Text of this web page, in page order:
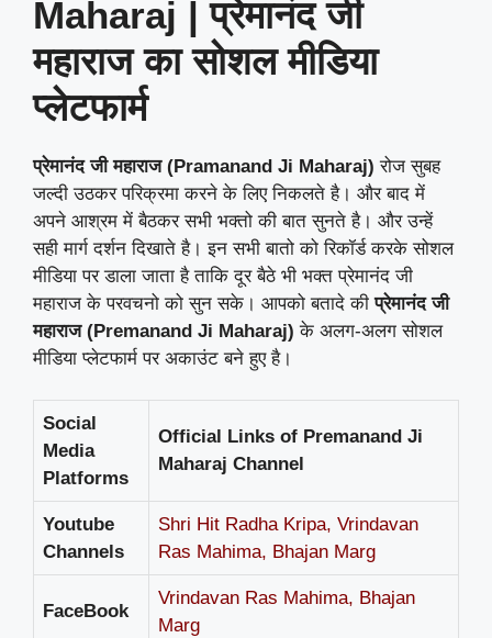
Maharaj | प्रेमानंद जी
महाराज का सोशल मीडिया
प्लेटफार्म
प्रेमानंद जी महाराज (Pramanand Ji Maharaj) रोज सुबह
जल्दी उठकर परिक्रमा करने के लिए निकलते है। और बाद में
अपने आश्रम में बैठकर सभी भक्तो की बात सुनते है। और उन्हें
सही मार्ग दर्शन दिखाते है। इन सभी बातो को रिकॉर्ड करके सोशल
मीडिया पर डाला जाता है ताकि दूर बैठे भी भक्त प्रेमानंद जी
महाराज के परवचनो को सुन सके। आपको बतादे कीप्रेमानंद जी
महाराज (Premanand Ji Maharaj) के अलग-अलग सोशल
मीडिया प्लेटफार्म पर अकाउंट बने हुए है।
Social
Media
Platforms
Official Links of Premanand Ji
Maharaj Channel
Youtube
Channels
Shri Hit Radha Kripa, Vrindavan
Ras Mahima, Bhajan Marg
FaceBook
Vrindavan Ras Mahima, Bhajan
Marg